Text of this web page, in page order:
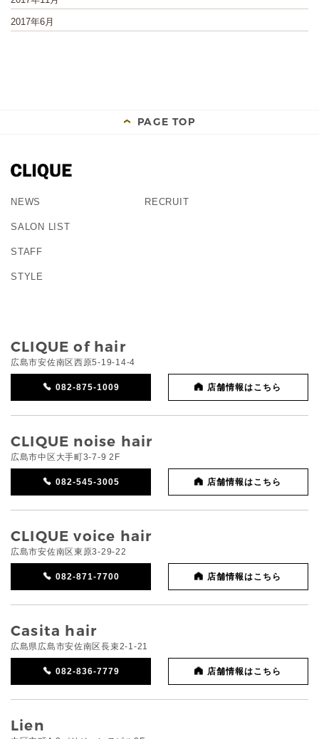
2017年6月
PAGE TOP
NEWS
SALON LIST
STAFF
STYLE
RECRUIT
CLIQUE of hair
広島市安佐南区西原5-19-14-4
082-875-1009 店舗情報はこちら
CLIQUE noise hair
広島市中区大手町3-7-9 2F
082-545-3005 店舗情報はこちら
CLIQUE voice hair
広島市安佐南区東原3-29-22
082-871-7700 店舗情報はこちら
Casita hair
広島県広島市安佐南区長束2-1-21
082-836-7779 店舗情報はこちら
Lien